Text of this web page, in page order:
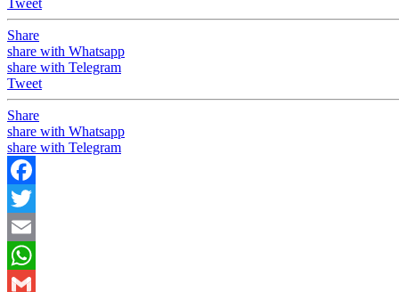
Share
share with Whatsapp
share with Telegram
Tweet
Share
share with Whatsapp
share with Telegram
Facebook
Twitter
Email
WhatsApp